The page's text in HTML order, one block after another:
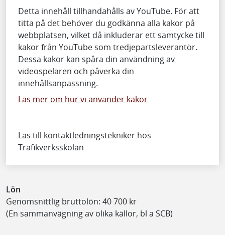
Detta innehåll tillhandahålls av YouTube. För att
titta på det behöver du godkänna alla kakor på
webbplatsen, vilket då inkluderar ett samtycke till
kakor från YouTube som tredjepartsleverantör.
Dessa kakor kan spåra din användning av
videospelaren och påverka din
innehållsanpassning.
Läs mer om hur vi använder kakor
Läs till kontaktledningstekniker hos
Trafikverksskolan
Lön
Genomsnittlig bruttolön: 40 700 kr
(En sammanvägning av olika källor, bl a SCB)